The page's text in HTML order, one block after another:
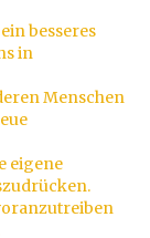
besseres
in
Menschen
eigene